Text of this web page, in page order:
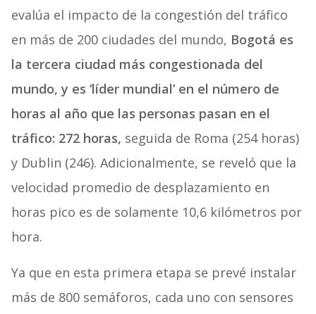
evalúa el impacto de la congestión del tráfico
en más de 200 ciudades del mundo, Bogotá es
la tercera ciudad más congestionada del
mundo, y es ‘líder mundial’ en el número de
horas al año que las personas pasan en el
tráfico: 272 horas, seguida de Roma (254 horas)
y Dublin (246). Adicionalmente, se reveló que la
velocidad promedio de desplazamiento en
horas pico es de solamente 10,6 kilómetros por
hora.
Ya que en esta primera etapa se prevé instalar
más de 800 semáforos, cada uno con sensores